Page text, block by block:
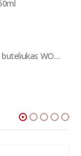
Koch Chemie Pol Star 1L + Putų buteliukas WORK STUFF